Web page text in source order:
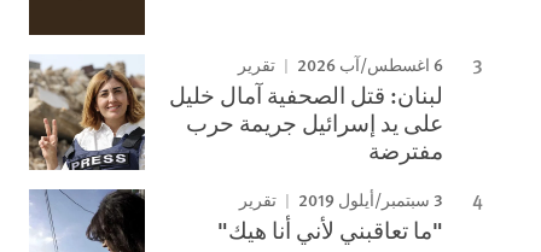
6 اغسطس/آب 2026 تقرير
لبنان: قتل الصحفية آمال خليل
على يد إسرائيل جريمة حرب
مفترضة
3 سبتمبر/أيلول 2019 تقرير
"ما تعاقبني لأني أنا هيك"